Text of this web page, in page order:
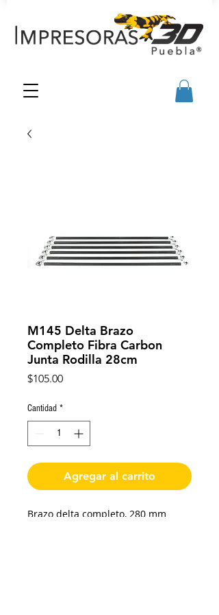
M145 Delta Brazo
Completo Fibra Carbon
Junta Rodilla 28cm
$105.00Precio
Cantidad *
Agregar al carrito
Brazo delta completo, 280 mm